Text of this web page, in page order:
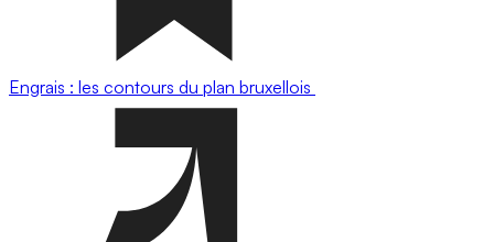
Engrais : les contours du plan bruxellois